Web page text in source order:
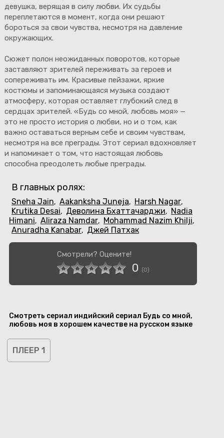
девушка, верящая в силу любви. Их судьбы
переплетаются в момент, когда они решают
бороться за свои чувства, несмотря на давление
окружающих.
Сюжет полон неожиданных поворотов, которые
заставляют зрителей переживать за героев и
сопереживать им. Красивые пейзажи, яркие
костюмы и запоминающаяся музыка создают
атмосферу, которая оставляет глубокий след в
сердцах зрителей. «Будь со мной, любовь моя» —
это не просто история о любви, но и о том, как
важно оставаться верным себе и своим чувствам,
несмотря на все преграды. Этот сериал вдохновляет
и напоминает о том, что настоящая любовь
способна преодолеть любые преграды.
В главных ролях:
Sneha Jain, Aakanksha Juneja, Harsh Nagar,
Krutika Desai, Деволина Бхаттачарджи, Nadia
Himani, Aliraza Namdar, Mohammad Nazim Khilji,
Anuradha Kanabar, Джей Патхак
Смотрели? Оцените!
0 (0)
Смотреть сериал индийский сериал Будь со мной,
любовь моя в хорошем качестве на русском языке
ПЛЕЕР 1